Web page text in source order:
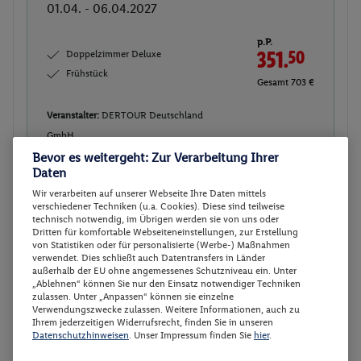
01.04. - 06.04.2027
Doppelzimmer Deluxe
Frühstück
p.P.
351.50
Gesamt 703 €
Veranstalter: DERTOUR Deutschland
GmbH
Weitere Informationen des
Buchen
Buchen
Doppelzimmer Deluxe
02.04. - 07.04.2027
Doppelzimmer Deluxe
Frühstück
p.P.
Gesamt 703 €
Bevor es weitergeht: Zur Verarbeitung Ihrer
Daten
Wir verarbeiten auf unserer Webseite Ihre Daten mittels
verschiedener Techniken (u.a. Cookies). Diese sind teilweise
technisch notwendig, im Übrigen werden sie von uns oder
Dritten für komfortable Webseiteneinstellungen, zur Erstellung
von Statistiken oder für personalisierte (Werbe-) Maßnahmen
verwendet. Dies schließt auch Datentransfers in Länder
außerhalb der EU ohne angemessenes Schutzniveau ein. Unter
„Ablehnen“ können Sie nur den Einsatz notwendiger Techniken
zulassen. Unter „Anpassen“ können sie einzelne
Verwendungszwecke zulassen. Weitere Informationen, auch zu
Ihrem jederzeitigen Widerrufsrecht, finden Sie in unseren
Datenschutzhinweisen. Unser Impressum finden Sie hier.